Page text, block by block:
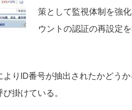
策として監視体制を強
ウントの認証の再設定
りID番号が抽出されたかどうか
び掛けている。